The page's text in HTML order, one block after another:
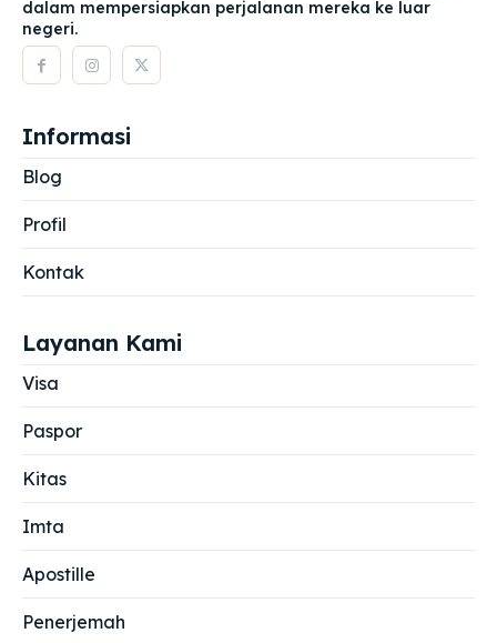
dalam mempersiapkan perjalanan mereka ke luar
negeri.
Informasi
Blog
Profil
Kontak
Layanan Kami
Visa
Paspor
Kitas
Imta
Apostille
Penerjemah